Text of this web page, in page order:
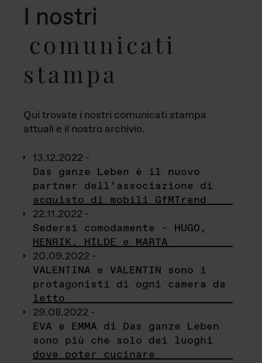
I nostri
comunicati
stampa
Qui trovate i nostri comunicati stampa
attuali e il nostro archivio.
13.12.2022 -
Das ganze Leben è il nuovo
partner dell’associazione di
acquisto di mobili GfMTrend
22.11.2022 -
Sedersi comodamente – HUGO,
HENRIK, HILDE e MARTA
20.09.2022 -
VALENTINA e VALENTIN sono i
protagonisti di ogni camera da
letto
29.08.2022 -
EVA e EMMA di Das ganze Leben
sono più che solo dei luoghi
dove poter cucinare